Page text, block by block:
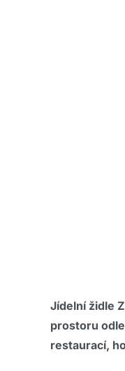
Jídelní židle
prostoru
restaurací,